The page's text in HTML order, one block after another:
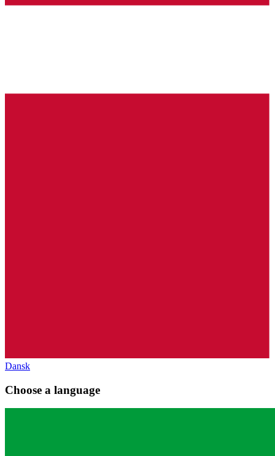
Dansk
Choose a language